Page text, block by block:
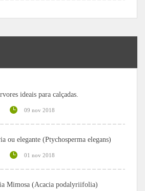
ideais para calçadas.
09 nov 2018
ou elegante (Ptychosperma elegans)
01 nov 2018
Mimosa (Acacia podalyriifolia)